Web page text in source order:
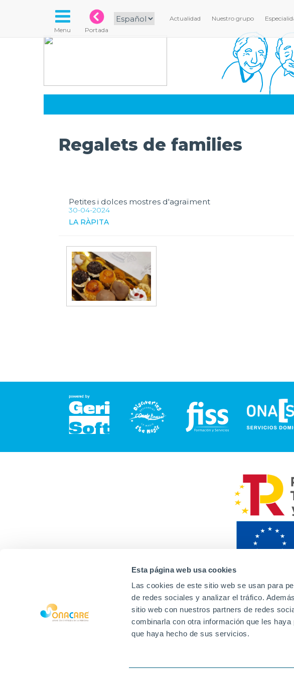
Esta página web usa cookies
Las cookies de este sitio web se usan para
de redes sociales y analizar el tráfico.
sitio web con nuestros partners de redes
combinarla con otra información que les
que haya hecho de sus servicios.
Actualidad Nuestro grupo
Menu Portada
Regalets de families
Petites i dolces mostres d'agraïment
30-04-2024
LA RÀPITA
Contacto
Aviso Legal